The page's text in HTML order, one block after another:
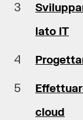
lato IT
cloud